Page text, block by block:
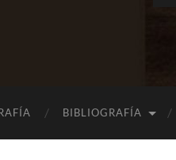
BIBLIOGRAFÍA